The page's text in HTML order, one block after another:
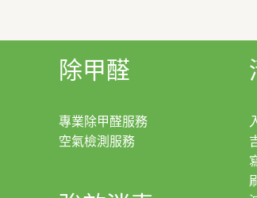
除甲醛
專業除甲醛服務
空氣檢測服務